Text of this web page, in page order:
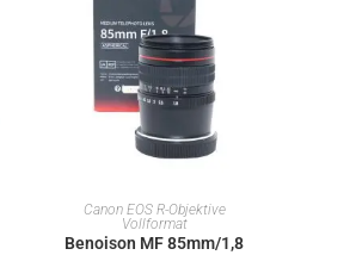
IN DEN WARENKORB
Canon EOS R-Objektive
Vollformat
Benoison MF 85mm/1,8